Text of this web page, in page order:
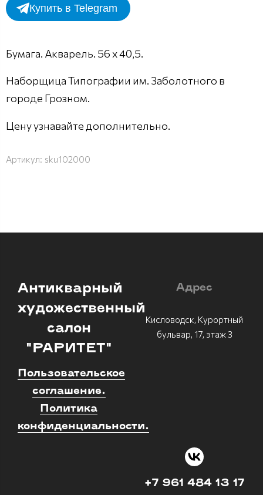
Купить в Telegram
Бумага. Акварель. 56 х 40,5.
Наборщица Типографии им. Заболотного в
городе Грозном.
Цену узнавайте дополнительно.
Артикул: sku102000
Антикварный
художественный
салон
"РАРИТЕТ"
Пользовательское
соглашение.
Политика
конфиденциальности.
Адрес
Кисловодск, Курортный
бульвар, 17, этаж 3
+7 961 484 13 17